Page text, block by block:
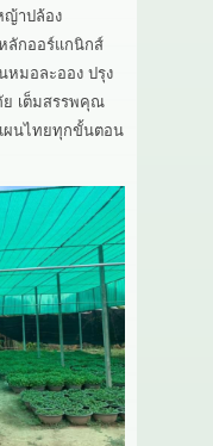
ญ้าปล้อง
ลักออร์แกนิกส์
หมอละออง ปรุง
เต็มสรรพคุณ
ผนไทยทุกขั้นตอน